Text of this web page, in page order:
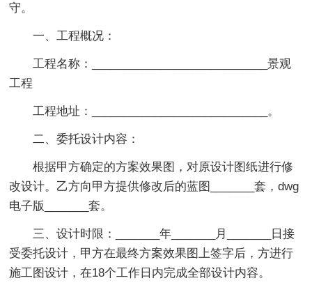
守。
一、工程概况：
工程名称：____________________________景观
工程
工程地址：____________________________。
二、委托设计内容：
根据甲方确定的方案效果图，对原设计图纸进行修
改设计。乙方向甲方提供修改后的蓝图_______套，dwg
电子版_______套。
三、设计时限：
_______年_______月_______日接
受委托设计，甲方在最终方案效果图上签字后，方进行
施工图设计，在18个工作日内完成全部设计内容。